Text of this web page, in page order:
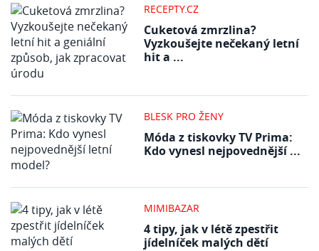
RECEPTY.CZ
Cuketová zmrzlina?
Vyzkoušejte nečekaný letní
hit a ...
BLESK PRO ŽENY
Móda z tiskovky TV Prima:
Kdo vynesl nejpovednější ...
MIMIBAZAR
4 tipy, jak v létě zpestřit
jídelníček malých dětí